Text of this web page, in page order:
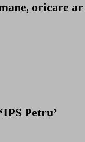
oricare
Petru’